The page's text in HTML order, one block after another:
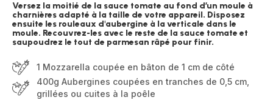
Versez la moitié de la sauce tomate au fond d’un moule à
charnières adapté à la taille de votre appareil. Disposez
ensuite les rouleaux d'aubergine à la verticale dans le
moule. Recouvrez-les avec le reste de la sauce tomate et
saupoudrez le tout de parmesan râpé pour finir.
1 Mozzarella coupée en bâton de 1 cm de côté
400g Aubergines coupées en tranches de 0,5 cm,
grillées ou cuites à la poêle